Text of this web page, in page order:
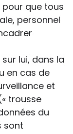
que tous
personnel
lui, dans la
en cas de
et
trousse
du
sont